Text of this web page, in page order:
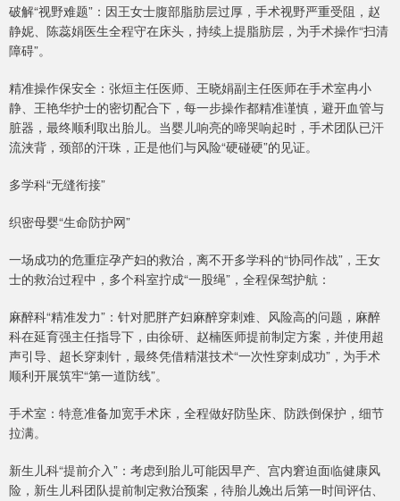
破解“视野难题”：因王女士腹部脂肪层过厚，手术视野严重受阻，赵
静妮、陈蕊娟医生全程守在床头，持续上提脂肪层，为手术操作“扫清
障碍”。
精准操作保安全：张烜主任医师、王晓娟副主任医师在手术室冉小
静、王艳华护士的密切配合下，每一步操作都精准谨慎，避开血管与
脏器，最终顺利取出胎儿。当婴儿响亮的啼哭响起时，手术团队已汗
流浃背，颈部的汗珠，正是他们与风险“硬碰硬”的见证。
多学科“无缝衔接”
织密母婴“生命防护网”
一场成功的危重症孕产妇的救治，离不开多学科的“协同作战”，王女
士的救治过程中，多个科室拧成“一股绳”，全程保驾护航：
麻醉科“精准发力”：针对肥胖产妇麻醉穿刺难、风险高的问题，麻醉
科在延育强主任指导下，由徐研、赵楠医师提前制定方案，并使用超
声引导、超长穿刺针，最终凭借精湛技术“一次性穿刺成功”，为手术
顺利开展筑牢“第一道防线”。
手术室：特意准备加宽手术床，全程做好防坠床、防跌倒保护，细节
拉满。
新生儿科“提前介入”：考虑到胎儿可能因早产、宫内窘迫面临健康风
险，新生儿科团队提前制定救治预案，待胎儿娩出后第一时间评估、